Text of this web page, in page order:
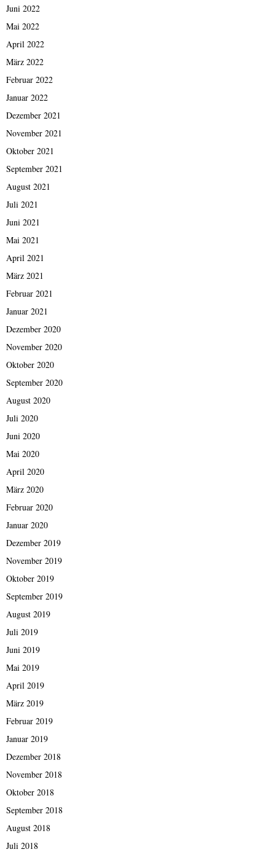
Juni 2022
Mai 2022
April 2022
März 2022
Februar 2022
Januar 2022
Dezember 2021
November 2021
Oktober 2021
September 2021
August 2021
Juli 2021
Juni 2021
Mai 2021
April 2021
März 2021
Februar 2021
Januar 2021
Dezember 2020
November 2020
Oktober 2020
September 2020
August 2020
Juli 2020
Juni 2020
Mai 2020
April 2020
März 2020
Februar 2020
Januar 2020
Dezember 2019
November 2019
Oktober 2019
September 2019
August 2019
Juli 2019
Juni 2019
Mai 2019
April 2019
März 2019
Februar 2019
Januar 2019
Dezember 2018
November 2018
Oktober 2018
September 2018
August 2018
Juli 2018